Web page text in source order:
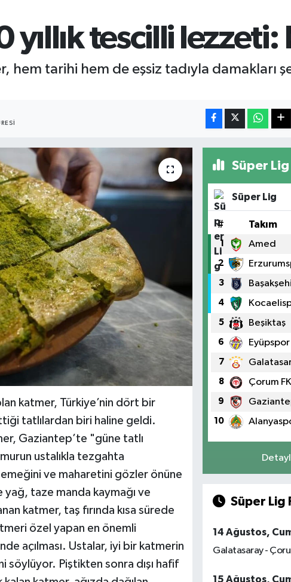
yıllık tescilli
hem tarihi hem de eşsiz tadıyla damakları
katmer, Türkiye’nin dört bir
tatlılardan biri haline geldi.
Gaziantep’te "güne tatlı
ustalıkla tezgahta
emeğini ve maharetini gözler önüne
taze manda kaymağı ve
katmer, taş fırında kısa sürede
özel yapan en önemli
açılması. Ustalar, iyi bir katmerin
söylüyor. Piştikten sonra dışı hafif
Süper
Süper Lig
# Takım
1 Amed
2
3
4
5 Beşiktaş
6 Eyüpspor
7
8 Çorum FK
9
10
Süper Lig
14 Ağustos,
Galatasaray -
15 Ağustos,